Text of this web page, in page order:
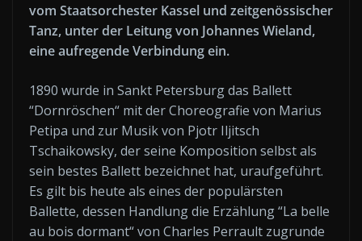
vom Staatsorchester Kassel und zeitgenössischer
Tanz, unter der Leitung von Johannes Wieland,
eine aufregende Verbindung ein.
1890 wurde in Sankt Petersburg das Ballett
“Dornröschen“ mit der Choreografie von Marius
Petipa und zur Musik von Pjotr Iljitsch
Tschaikowsky, der seine Komposition selbst als
sein bestes Ballett bezeichnet hat, uraufgeführt.
Es gilt bis heute als eines der populärsten
Ballette, dessen Handlung die Erzählung “La belle
au bois dormant“ von Charles Perrault zugrunde